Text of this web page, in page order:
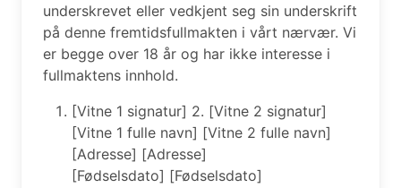
underskrevet eller vedkjent seg sin underskrift
på denne fremtidsfullmakten i vårt nærvær. Vi
er begge over 18 år og har ikke interesse i
fullmaktens innhold.
[Vitne 1 signatur] 2. [Vitne 2 signatur]
[Vitne 1 fulle navn] [Vitne 2 fulle navn]
[Adresse] [Adresse]
[Fødselsdato] [Fødselsdato]